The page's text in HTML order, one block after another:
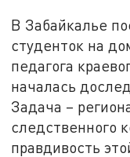
В Забайкалье
студенток на
педагога
началась
Задача –
следственного
правдивость